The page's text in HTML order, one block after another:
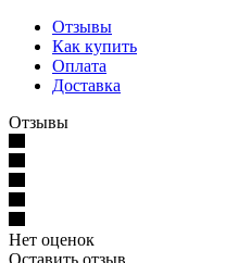
Отзывы
Как купить
Оплата
Доставка
Отзывы
Нет оценок
Оставить отзыв